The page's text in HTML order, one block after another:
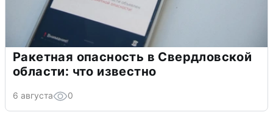
Ракетная опасность в Свердловской
области: что известно
6 августа 0